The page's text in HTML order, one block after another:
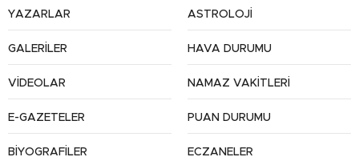
YAZARLAR
GALERİLER
VİDEOLAR
E-GAZETELER
BİYOGRAFİLER
ASTROLOJİ
HAVA DURUMU
NAMAZ VAKİTLERİ
PUAN DURUMU
ECZANELER